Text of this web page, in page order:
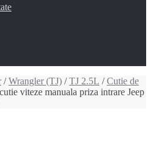
/Wrangler (TJ) /TJ 2.5L /Cutie de
viteze manuala priza intrare Jeep